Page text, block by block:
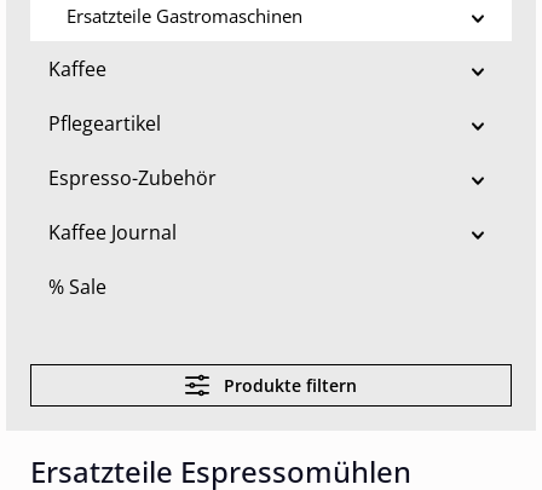
Ersatzteile Gastromaschinen
Kaffee
Pflegeartikel
Espresso-Zubehör
Kaffee Journal
% Sale
Produkte filtern
Ersatzteile Espressomühlen